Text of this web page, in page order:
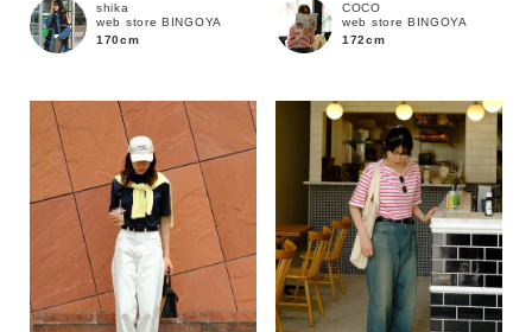
shika
web store BINGOYA
170cm
COCO
web store BINGOYA
172cm